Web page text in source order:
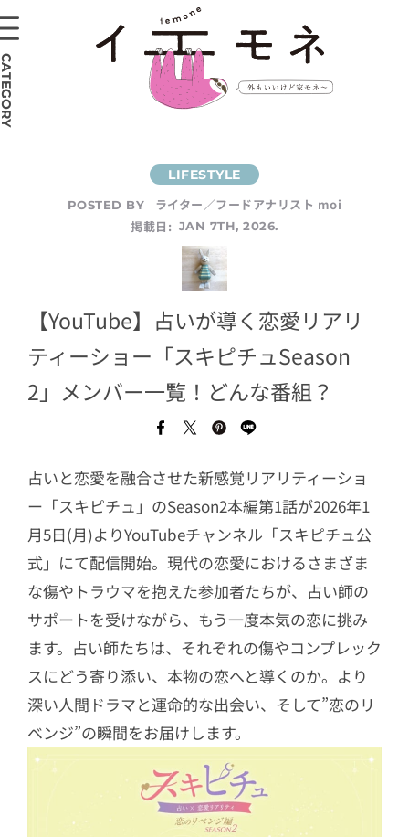
POSTED BY
ライター／フードアナリスト moi
掲載日: JAN 7TH, 2026.
【YouTube】占いが導く恋愛リアリ
ティーショー「スキピチュSeason
2」メンバー一覧！どんな番組？
占いと恋愛を融合させた新感覚リアリティーショ
ー「スキピチュ」のSeason2本編第1話が2026年1
月5日(月)よりYouTubeチャンネル「スキピチュ公
式」にて配信開始。現代の恋愛におけるさまざま
な傷やトラウマを抱えた参加者たちが、占い師の
サポートを受けながら、もう一度本気の恋に挑み
ます。占い師たちは、それぞれの傷やコンプレック
スにどう寄り添い、本物の恋へと導くのか。より
深い人間ドラマと運命的な出会い、そして”恋のリ
ベンジ”の瞬間をお届けします。